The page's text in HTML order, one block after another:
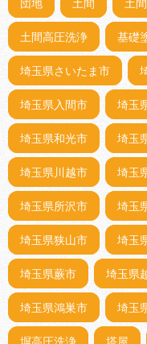
団地 土間 土
土間高圧洗浄 基礎
埼玉県さいたま市
埼玉県入間市 埼玉
埼玉県和光市 埼玉
埼玉県川越市 埼玉
埼玉県所沢市 埼玉
埼玉県狭山市 埼玉
埼玉県蕨市 埼玉県
埼玉県鴻巣市 埼玉